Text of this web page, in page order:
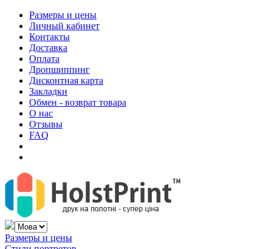
Размеры и цены
Личный кабинет
Контакты
Доставка
Оплата
Дропшиппинг
Дисконтная карта
Закладки
Обмен - возврат товара
О нас
Отзывы
FAQ
Размеры и цены